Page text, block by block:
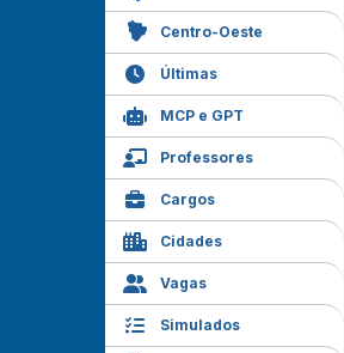
Centro-Oeste
Últimas
MCP e GPT
Professores
Cargos
Cidades
Vagas
Simulados